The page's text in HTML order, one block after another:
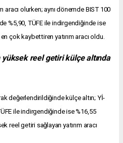
aracı olurken; aynı dönemde BIST 100
%5,90, TÜFE ile indirgendiğinde ise
en çok kaybettiren yatırım aracı oldu.
yüksek reel getiri külçe altında
değerlendirildiğinde külçe altın; Yİ-
ile indirgendiğinde ise %16,55
reel getiri sağlayan yatırım aracı